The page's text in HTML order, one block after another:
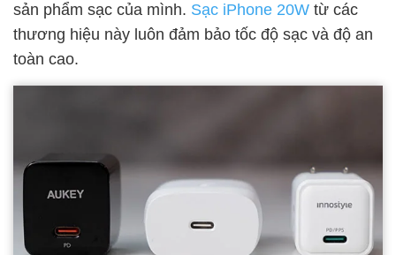
sản phẩm sạc của mình. Sạc iPhone 20W từ các
thương hiệu này luôn đảm bảo tốc độ sạc và độ an
toàn cao.